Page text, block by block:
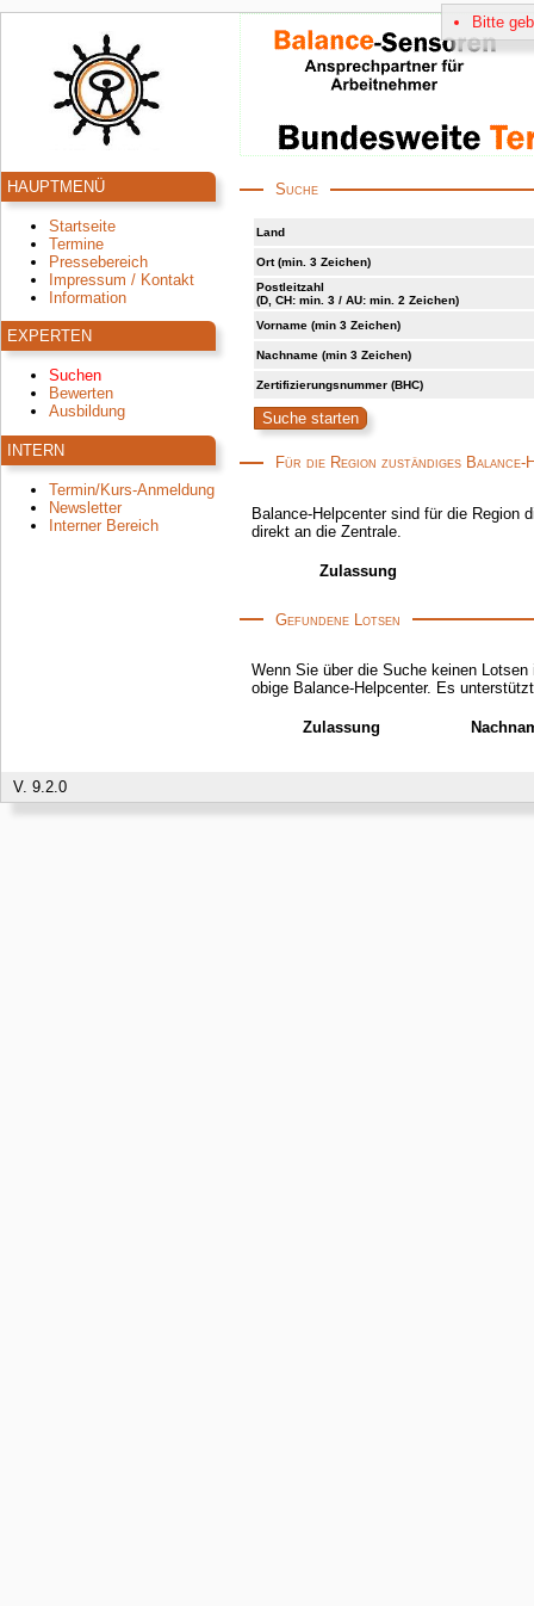
Bitte
HAUPTMENÜ
Startseite
Termine
Pressebereich
Impressum / Kontakt
Information
EXPERTEN
Suchen
Bewerten
Ausbildung
INTERN
Termin/Kurs-Anmeldung
Newsletter
Interner Bereich
Suche
Land
Ort (min. 3 Zeichen)
Postleitzahl
(D, CH: min. 3 / AU: min. 2 Zeichen)
Vorname (min 3 Zeichen)
Nachname (min 3 Zeichen)
Zertifizierungsnummer (BHC)
Für die Region zuständiges Balance-
Balance-Helpcenter sind für die Region
direkt an die Zentrale.
Zulassung
Gefundene Lotsen
Wenn Sie über die Suche keinen
obige Balance-Helpcenter. Es
Zulassung
V. 9.2.0